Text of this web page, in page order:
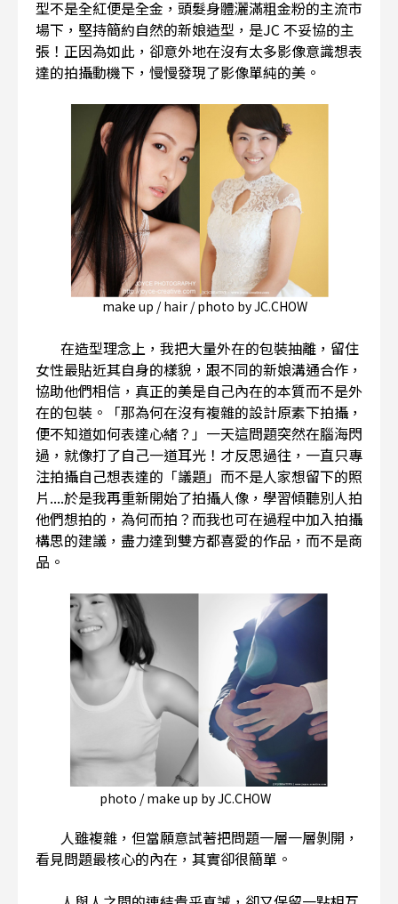
型不是全紅便是全金，頭髮身體灑滿粗金粉的主流市
場下，堅持簡約自然的新娘造型，是JC 不妥協的主
張！正因為如此，卻意外地在沒有太多影像意識想表
達的拍攝動機下，慢慢發現了影像單純的美。
make up / hair / photo by JC.CHOW
在造型理念上，我把大量外在的包裝抽離，留住
女性最貼近其自身的樣貌，跟不同的新娘溝通合作，
協助他們相信，真正的美是自己內在的本質而不是外
在的包裝。「那為何在沒有複雜的設計原素下拍攝，
便不知道如何表達心緒？」一天這問題突然在腦海閃
過，就像打了自己一道耳光！才反思過往，一直只專
注拍攝自己想表達的「議題」而不是人家想留下的照
片....於是我再重新開始了拍攝人像，學習傾聽別人拍
他們想拍的，為何而拍？而我也可在過程中加入拍攝
構思的建議，盡力達到雙方都喜愛的作品，而不是商
品。
photo / make up by JC.CHOW
人雖複雜，但當願意試著把問題一層一層剝開，
看見問題最核心的內在，其實卻很簡單。